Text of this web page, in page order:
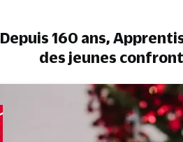
Depuis 160 ans,
des jeunes